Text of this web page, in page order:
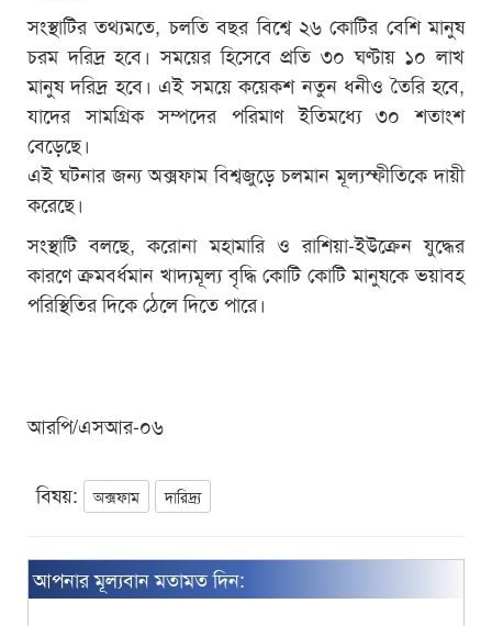
সংস্থাটির তথ্যমতে, চলতি বছর বিশ্বে ২৬ কোটির বেশি মানুষ
চরম দরিদ্র হবে। সময়ের হিসেবে প্রতি ৩০ ঘণ্টায় ১০ লাখ
মানুষ দরিদ্র হবে। এই সময়ে কয়েকশ নতুন ধনীও তৈরি হবে,
যাদের সামগ্রিক সম্পদের পরিমাণ ইতিমধ্যে ৩০ শতাংশ
বেড়েছে।
এই ঘটনার জন্য অক্সফাম বিশ্বজুড়ে চলমান মূল্যস্ফীতিকে দায়ী
করেছে।
সংস্থাটি বলছে, করোনা মহামারি ও রাশিয়া-ইউক্রেন যুদ্ধের
কারণে ক্রমবর্ধমান খাদ্যমূল্য বৃদ্ধি কোটি কোটি মানুষকে ভয়াবহ
পরিস্থিতির দিকে ঠেলে দিতে পারে।
আরপি/এসআর-০৬
বিষয়: অক্সফাম দারিদ্র্য
আপনার মূল্যবান মতামত দিন: